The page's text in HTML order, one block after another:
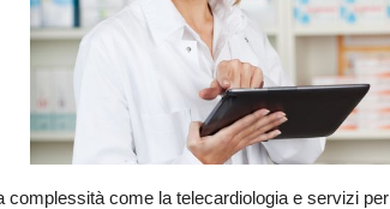
come la telecardiologia e servizi per